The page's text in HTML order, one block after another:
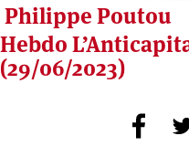
Philippe Poutou
Hebdo
(29/06/2023)